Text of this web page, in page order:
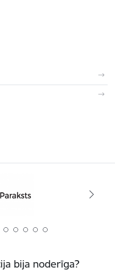
bija noderīga?